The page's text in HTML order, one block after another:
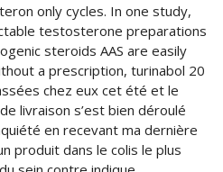
only cycles. In one study,
testosterone preparations
steroids AAS are easily
a prescription, turinabol 20
chez eux cet été et le
livraison s’est bien déroulé
en recevant ma dernière
produit dans le colis le plus